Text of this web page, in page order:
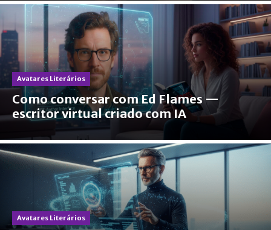
Avatares Literários
Como conversar com Ed Flames —
escritor virtual criado com IA
Avatares Literários